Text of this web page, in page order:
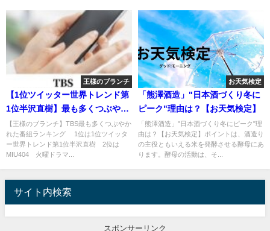
王様のブランチ
【1位ツイッター世界トレンド第
1位半沢直樹】最も多くつぶやか
れた番組ランキング [7月27日～8
月2日]
【王様のブランチ】TBS最も多くつぶやか
れた番組ランキング 1位は1位ツイッタ
ー世界トレンド第1位半沢直樹 2位は
MIU404 火曜ドラマ...
お天気検定
「熊澤酒造」"日本酒づくり冬に
ピーク"理由は？【お天気検定】
「熊澤酒造」"日本酒づくり冬にピーク"理
由は？【お天気検定】ポイントは、酒造り
の主役ともいえる米を発酵させる酵母にあ
ります。酵母の活動は、そ...
サイト内検索
スポンサーリンク